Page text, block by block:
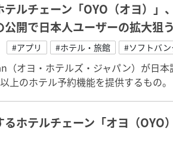
ルチェーン「OYO（オヨ）」
公開で日本人ユーザーの拡大狙う
#アプリ #ホテル・旅館 #ソフトバン
（オヨ・ホテルズ・ジャパン）が日本
上のホテル予約機能を提供するもの。
ホテルチェーン「オヨ（OYO